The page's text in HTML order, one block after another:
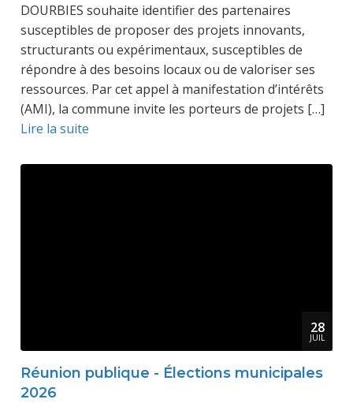
DOURBIES souhaite identifier des partenaires
susceptibles de proposer des projets innovants,
structurants ou expérimentaux, susceptibles de
répondre à des besoins locaux ou de valoriser ses
ressources. Par cet appel à manifestation d’intérêts
(AMI), la commune invite les porteurs de projets […]
Lire la suite
28
JUIL
Réunion publique - Élections municipales
2026